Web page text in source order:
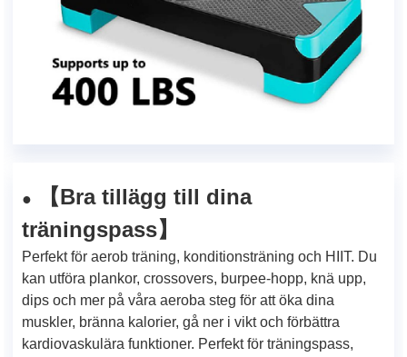
● 【Bra tillägg till dina
träningspass】
Perfekt för aerob träning, konditionsträning och HIIT. Du
kan utföra plankor, crossovers, burpee-hopp, knä upp,
dips och mer på våra aeroba steg för att öka dina
muskler, bränna kalorier, gå ner i vikt och förbättra
kardiovaskulära funktioner. Perfekt för träningspass,